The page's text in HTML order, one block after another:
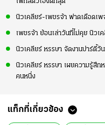
นิวเคลียร์-เพชรจ้า ฟาดเดือดเ
เพชรจ้า ย้อนเล่าวันที่ไม่คุย นิวเ
นิวเคลียร์ หรรษา จัดงานปาร์ตี้
นิวเคลียร์ หรรษา เผยความรู้สึก
คนหนึ่ง
แท็กที่เกี่ยวข้อง